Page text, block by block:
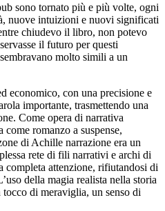
sono tornato più e più volte, ogni
nuove intuizioni e nuovi significati
chiudevo il libro, non potevo
il futuro per questi
molto simili a un
economico, con una precisione e
importante, trasmettendo una
Come opera di narrativa
come romanzo a suspense,
di Achille narrazione era un
rete di fili narrativi e archi di
completa attenzione, rifiutandosi di
della magia realista nella storia
di meraviglia, un senso di